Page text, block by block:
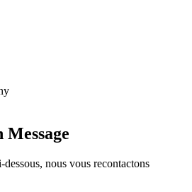
Message
nous vous recontactons